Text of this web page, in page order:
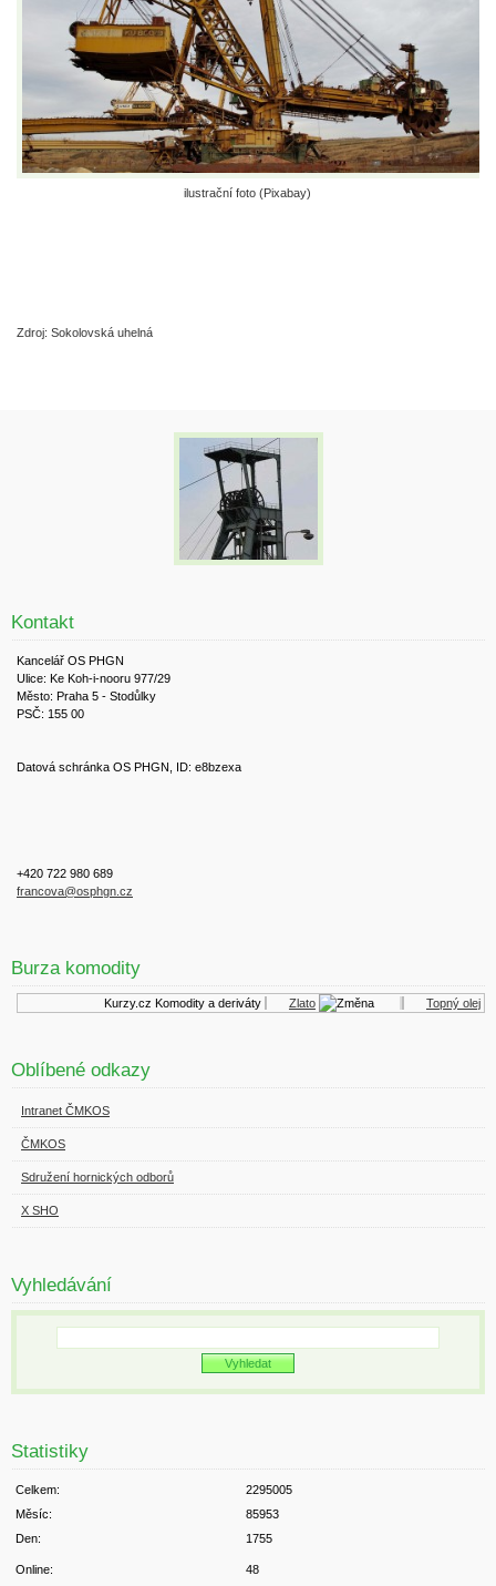
ilustrační foto (Pixabay)
Zdroj: Sokolovská uhelná
Kontakt
Kancelář OS PHGN
Ulice: Ke Koh-i-nooru 977/29
Město: Praha 5 - Stodůlky
PSČ: 155 00
Datová schránka OS PHGN, ID: e8bzexa
+420 722 980 689
francova@osphgn.cz
Burza komodity
Kurzy.cz Komodity a deriváty Zlato Topný olej
Oblíbené odkazy
Intranet ČMKOS
ČMKOS
Sdružení hornických odborů
X SHO
Vyhledávání
Statistiky
Online: 48
Celkem:
2295005
Měsíc:
85953
Den:
1755